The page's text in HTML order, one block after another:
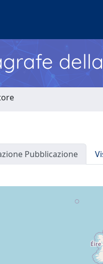
Pubblicazione